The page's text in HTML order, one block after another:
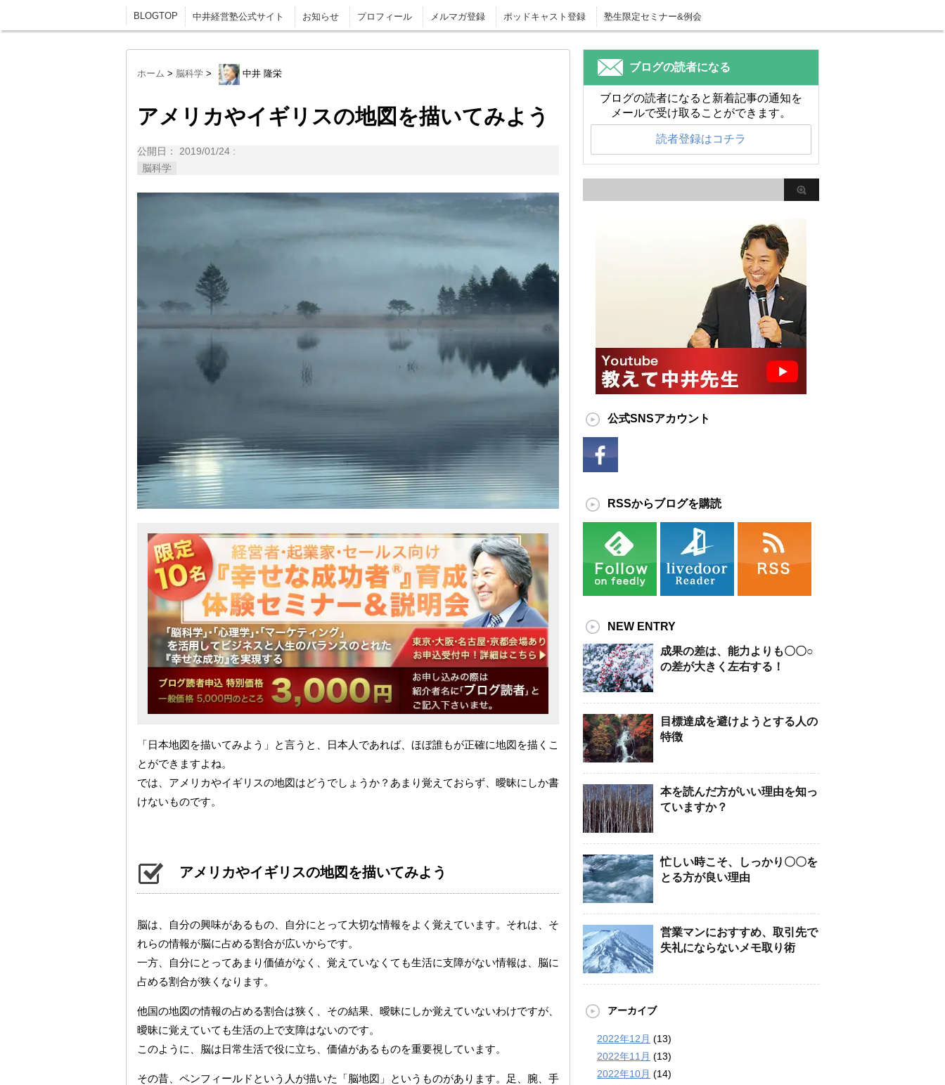
BLOGTOP 中井経営塾公式サイト お知らせ プロフィール メルマガ登録 ポッドキャスト登録 塾生限定セミナー&例会
ホーム > 脳科学 > 中井 隆栄
アメリカやイギリスの地図を描いてみよう
公開日： 2019/01/24 :
脳科学
「日本地図を描いてみよう」と言うと、日本人であれば、ほぼ誰もが正確に地図を描くこ
とができますよね。
では、アメリカやイギリスの地図はどうでしょうか？あまり覚えておらず、曖昧にしか書
けないものです。
アメリカやイギリスの地図を描いてみよう
脳は、自分の興味があるもの、自分にとって大切な情報をよく覚えています。それは、そ
れらの情報が脳に占める割合が広いからです。
一方、自分にとってあまり価値がなく、覚えていなくても生活に支障がない情報は、脳に
占める割合が狭くなります。
他国の地図の情報の占める割合は狭く、その結果、曖昧にしか覚えていないわけですが、
曖昧に覚えていても生活の上で支障はないのです。
このように、脳は日常生活で役に立ち、価値があるものを重要視しています。
その昔、ペンフィールドという人が描いた「脳地図」というものがあります。足、腕、手
ブログの読者になる
ブログの読者になると新着記事の通知を
メールで受け取ることができます。
読者登録はコチラ
公式SNSアカウント
RSSからブログを購読
NEW ENTRY
成果の差は、能力よりも〇〇○
の差が大きく左右する！
目標達成を避けようとする人の
特徴
本を読んだ方がいい理由を知っ
ていますか？
忙しい時こそ、しっかり〇〇を
とる方が良い理由
営業マンにおすすめ、取引先で
失礼にならないメモ取り術
アーカイブ
2022年12月 (13)
2022年11月 (13)
2022年10月 (14)